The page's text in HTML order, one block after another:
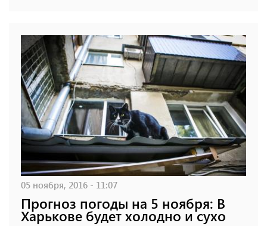
05 ноября, 2016 - 11:07
Прогноз погоды на 5 ноября: В
Харькове будет холодно и сухо